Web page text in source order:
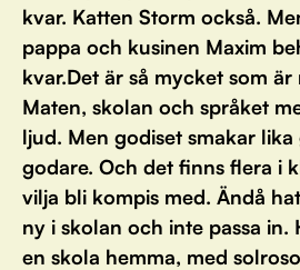
kvar. Katten Storm också.
pappa och kusinen Maxim
kvar.Det är så mycket som är
Maten, skolan och språket
ljud. Men godiset smakar
godare. Och det finns flera i
vilja bli kompis med. Ändå
ny i skolan och inte passa in.
en skola hemma, med